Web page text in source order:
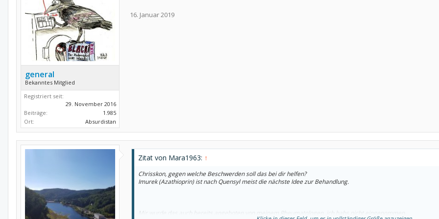
general
Bekanntes Mitglied
Registriert seit:
29. November 2016
Beiträge:
1.985
Ort:
Absurdistan
16. Januar 2019
Zitat von Mara1963: ↑
Chrisskon, gegen welche Beschwerden soll das bei dir helfen?
Imurek (Azathioprin) ist nach Quensyl meist die nächste Idee zur Behandlung.
Mir wurde das auch bereits angeboten von meinem Rheumatologen, ich habs nicht eingenommen.